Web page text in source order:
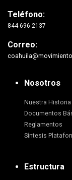
Teléfono:
844 696 2137
Correo:
Nosotros
Nuestra Historia
Documentos
Reglamentos
Síntesis
Estructura